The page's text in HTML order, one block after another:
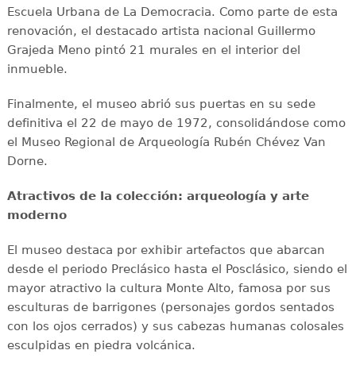
Escuela Urbana de La Democracia. Como parte de esta
renovación, el destacado artista nacional Guillermo
Grajeda Meno pintó 21 murales en el interior del
inmueble.
Finalmente, el museo abrió sus puertas en su sede
definitiva el 22 de mayo de 1972, consolidándose como
el Museo Regional de Arqueología Rubén Chévez Van
Dorne.
Atractivos de la colección: arqueología y arte
moderno
El museo destaca por exhibir artefactos que abarcan
desde el periodo Preclásico hasta el Posclásico, siendo el
mayor atractivo la cultura Monte Alto, famosa por sus
esculturas de barrigones (personajes gordos sentados
con los ojos cerrados) y sus cabezas humanas colosales
esculpidas en piedra volcánica.